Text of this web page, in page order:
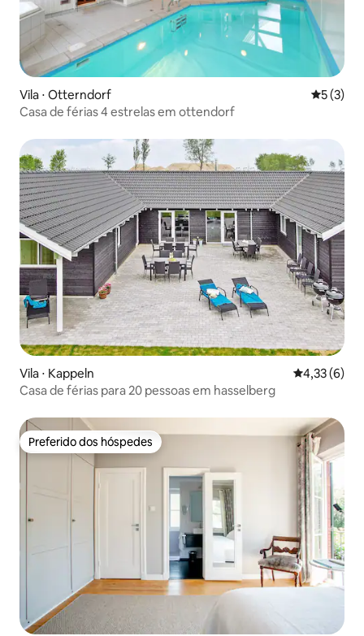
Vila ⋅ Otterndorf 5 de
5 (3)
Casa de férias 4 estrelas em ottendorf
Vila ⋅ Kappeln 4,33 de
4,33 (6)
Casa de férias para 20 pessoas em hasselberg
Preferido dos hóspedes
Preferido dos hóspedes